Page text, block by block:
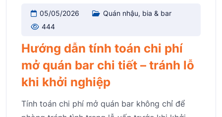
05/05/2026
Quán nhậu, bia & bar
444
Hướng dẫn tính toán chi phí
mở quán bar chi tiết – tránh lỗ
khi khởi nghiệp
Tính toán chi phí mở quán bar không chỉ để